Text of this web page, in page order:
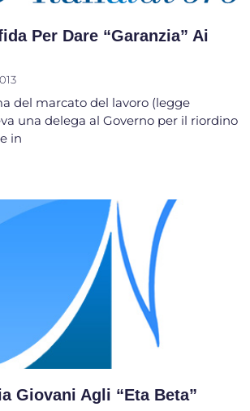
Per Dare “garanzia” Ai
del marcato del lavoro (legge
una delega al Governo per il riordino
in
Giovani Agli “Eta Beta”